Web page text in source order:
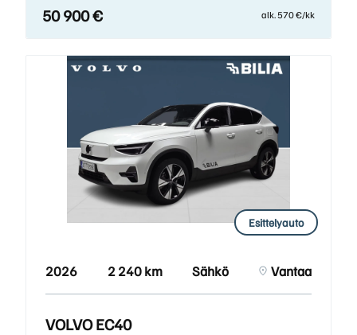
50 900 € alk. 570 €/kk
Esittelyauto
2026 2 240 km Sähkö Vantaa
VOLVO EC40